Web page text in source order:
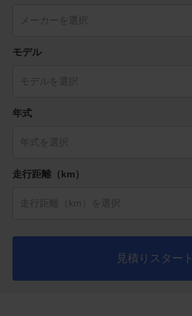
モデル
年式
走行距離（km）
見積りスタート